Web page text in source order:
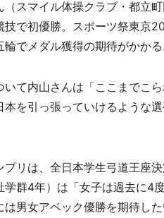
スマイル体操クラブ・都立
技で初優勝。スポーツ祭東京
輪でメダル獲得の期待がかかる
て内山さんは「ここまでこ
本を引っ張っていけるような
リは、全日本学生弓道王座
学群4年）は「女子は過去に
は男女アベック優勝を期待した